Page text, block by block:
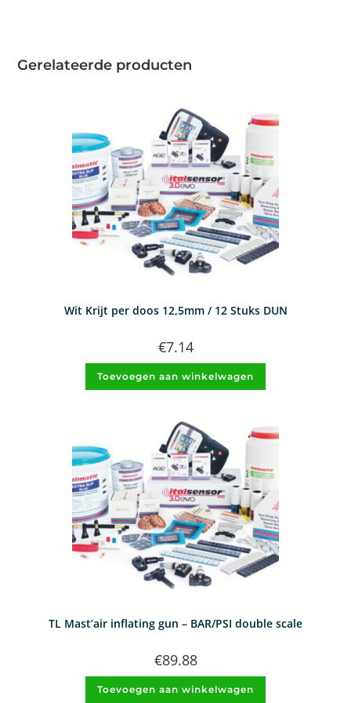
Gerelateerde producten
Wit Krijt per doos 12,5mm / 12 Stuks DUN
€7.14
Toevoegen aan winkelwagen
TL Mast’air inflating gun – BAR/PSI double scale
€89.88
Toevoegen aan winkelwagen